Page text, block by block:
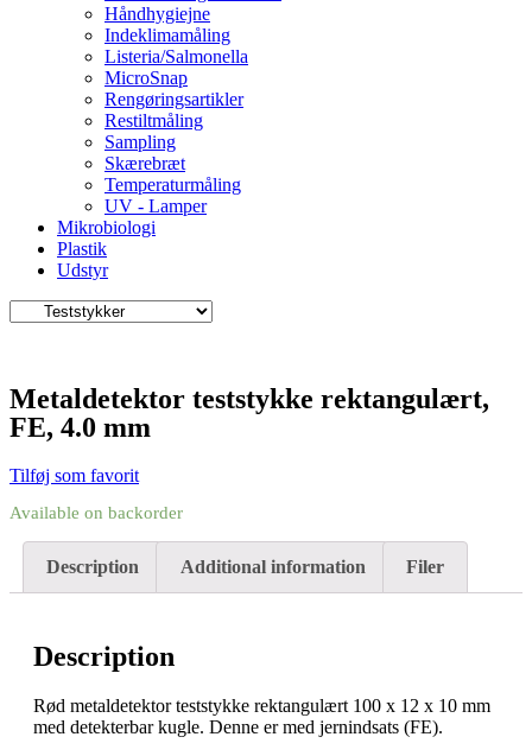
Håndhygiejne
Indeklimamåling
Listeria/Salmonella
MicroSnap
Rengøringsartikler
Restiltmåling
Sampling
Skærebræt
Temperaturmåling
UV - Lamper
Mikrobiologi
Plastik
Udstyr
Metaldetektor teststykke rektangulært,
FE, 4.0 mm
Tilføj som favorit
Available on backorder
Description Additional information Filer
Description
Rød metaldetektor teststykke rektangulært 100 x 12 x 10 mm
med detekterbar kugle. Denne er med jernindsats (FE).